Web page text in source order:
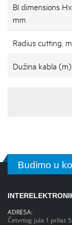
BI dimensions
mm
Radius cutting,
Dužina kabla (m)
Budimo u
ADRESA:
Četvrtog jula 1 prilaz